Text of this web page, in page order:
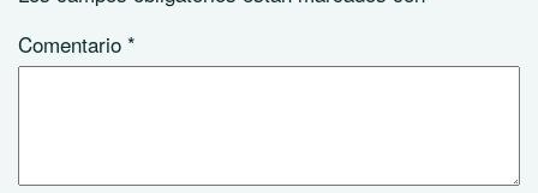
Comentario *